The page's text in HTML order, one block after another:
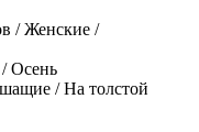
/ Женские /
Осень
/ На толстой